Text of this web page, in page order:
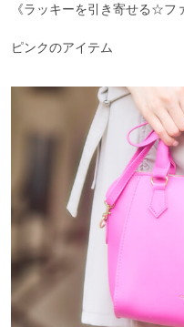
《ラッキーを引き寄せる☆フ
ピンクのアイテム